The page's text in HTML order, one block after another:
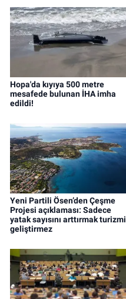
Hopa'da kıyıya 500 metre
mesafede bulunan İHA imha
edildi!
Yeni Partili Ösen’den Çeşme
Projesi açıklaması: Sadece
yatak sayısını arttırmak turizmi
geliştirmez